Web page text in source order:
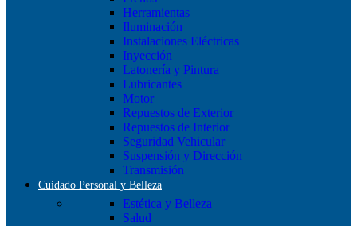
Herramientas
Iluminación
Instalaciones Eléctricas
Inyección
Latonería y Pintura
Lubricantes
Motor
Repuestos de Exterior
Repuestos de Interior
Seguridad Vehicular
Suspensión y Dirección
Transmisión
Cuidado Personal y Belleza
Estética y Belleza
Salud